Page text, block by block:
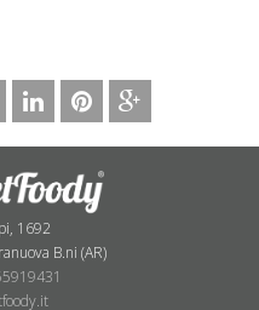
1692
B.ni (AR)